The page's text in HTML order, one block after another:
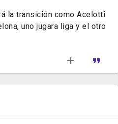
la transición como Acelotti
uno jugara liga y el otro